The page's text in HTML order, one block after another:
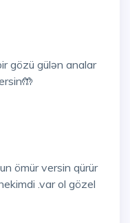
gözü gülən analar
ömür versin qürür
.var ol gözel